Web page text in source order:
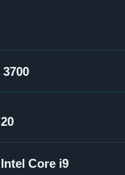
3700
20
Intel Core i9